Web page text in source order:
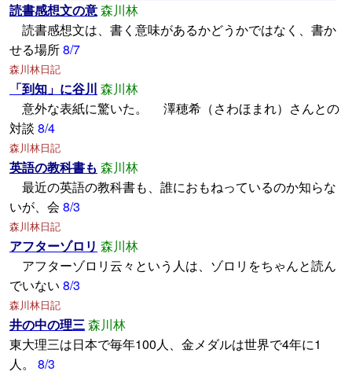
読書感想文の意森川林
読書感想文は、書く意味があるかどうかではなく、書か
せる場所8/7
森川林日記
「到知」に谷川 森川林
意外な表紙に驚いた。 澤穂希（さわほまれ）さんとの
対談 8/4
森川林日記
英語の教科書も 森川林
最近の英語の教科書も、誰におもねっているのか知らな
いが、会 8/3
森川林日記
アフターゾロリ 森川林
アフターゾロリ云々という人は、ゾロリをちゃんと読ん
でいない 8/3
森川林日記
井の中の理三森川林
東大理三は日本で毎年100人、金メダルは世界で4年に1
人。 8/3